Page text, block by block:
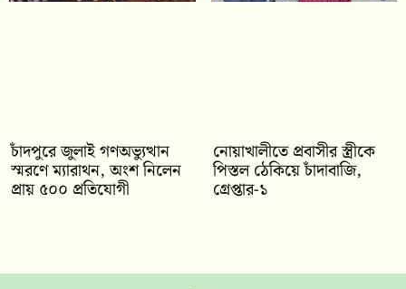
চাঁদপুরে জুলাই গণঅভ্যুত্থান
স্মরণে ম্যারাথন, অংশ নিলেন
প্রায় ৫০০ প্রতিযোগী
নোয়াখালীতে প্রবাসীর স্ত্রীকে
পিস্তল ঠেকিয়ে চাঁদাবাজি,
গ্রেপ্তার-১